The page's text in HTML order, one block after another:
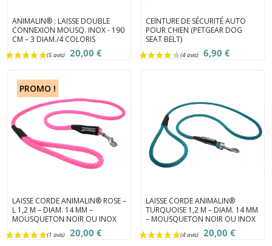
ANIMALIN® : LAISSE DOUBLE
CONNEXION MOUSQ. INOX - 190
CM – 3 DIAM./4 COLORIS
20,00 €
CEINTURE DE SÉCURITÉ AUTO
POUR CHIEN (PETGEAR DOG
SEAT BELT)
6,90 €
PROMO !
LAISSE CORDE ANIMALIN® ROSE –
L 1,2 M – DIAM. 14 MM –
MOUSQUETON NOIR OU INOX
20,00 €
LAISSE CORDE ANIMALIN®
TURQUOISE 1,2 M – DIAM. 14 MM
– MOUSQUETON NOIR OU INOX
20,00 €